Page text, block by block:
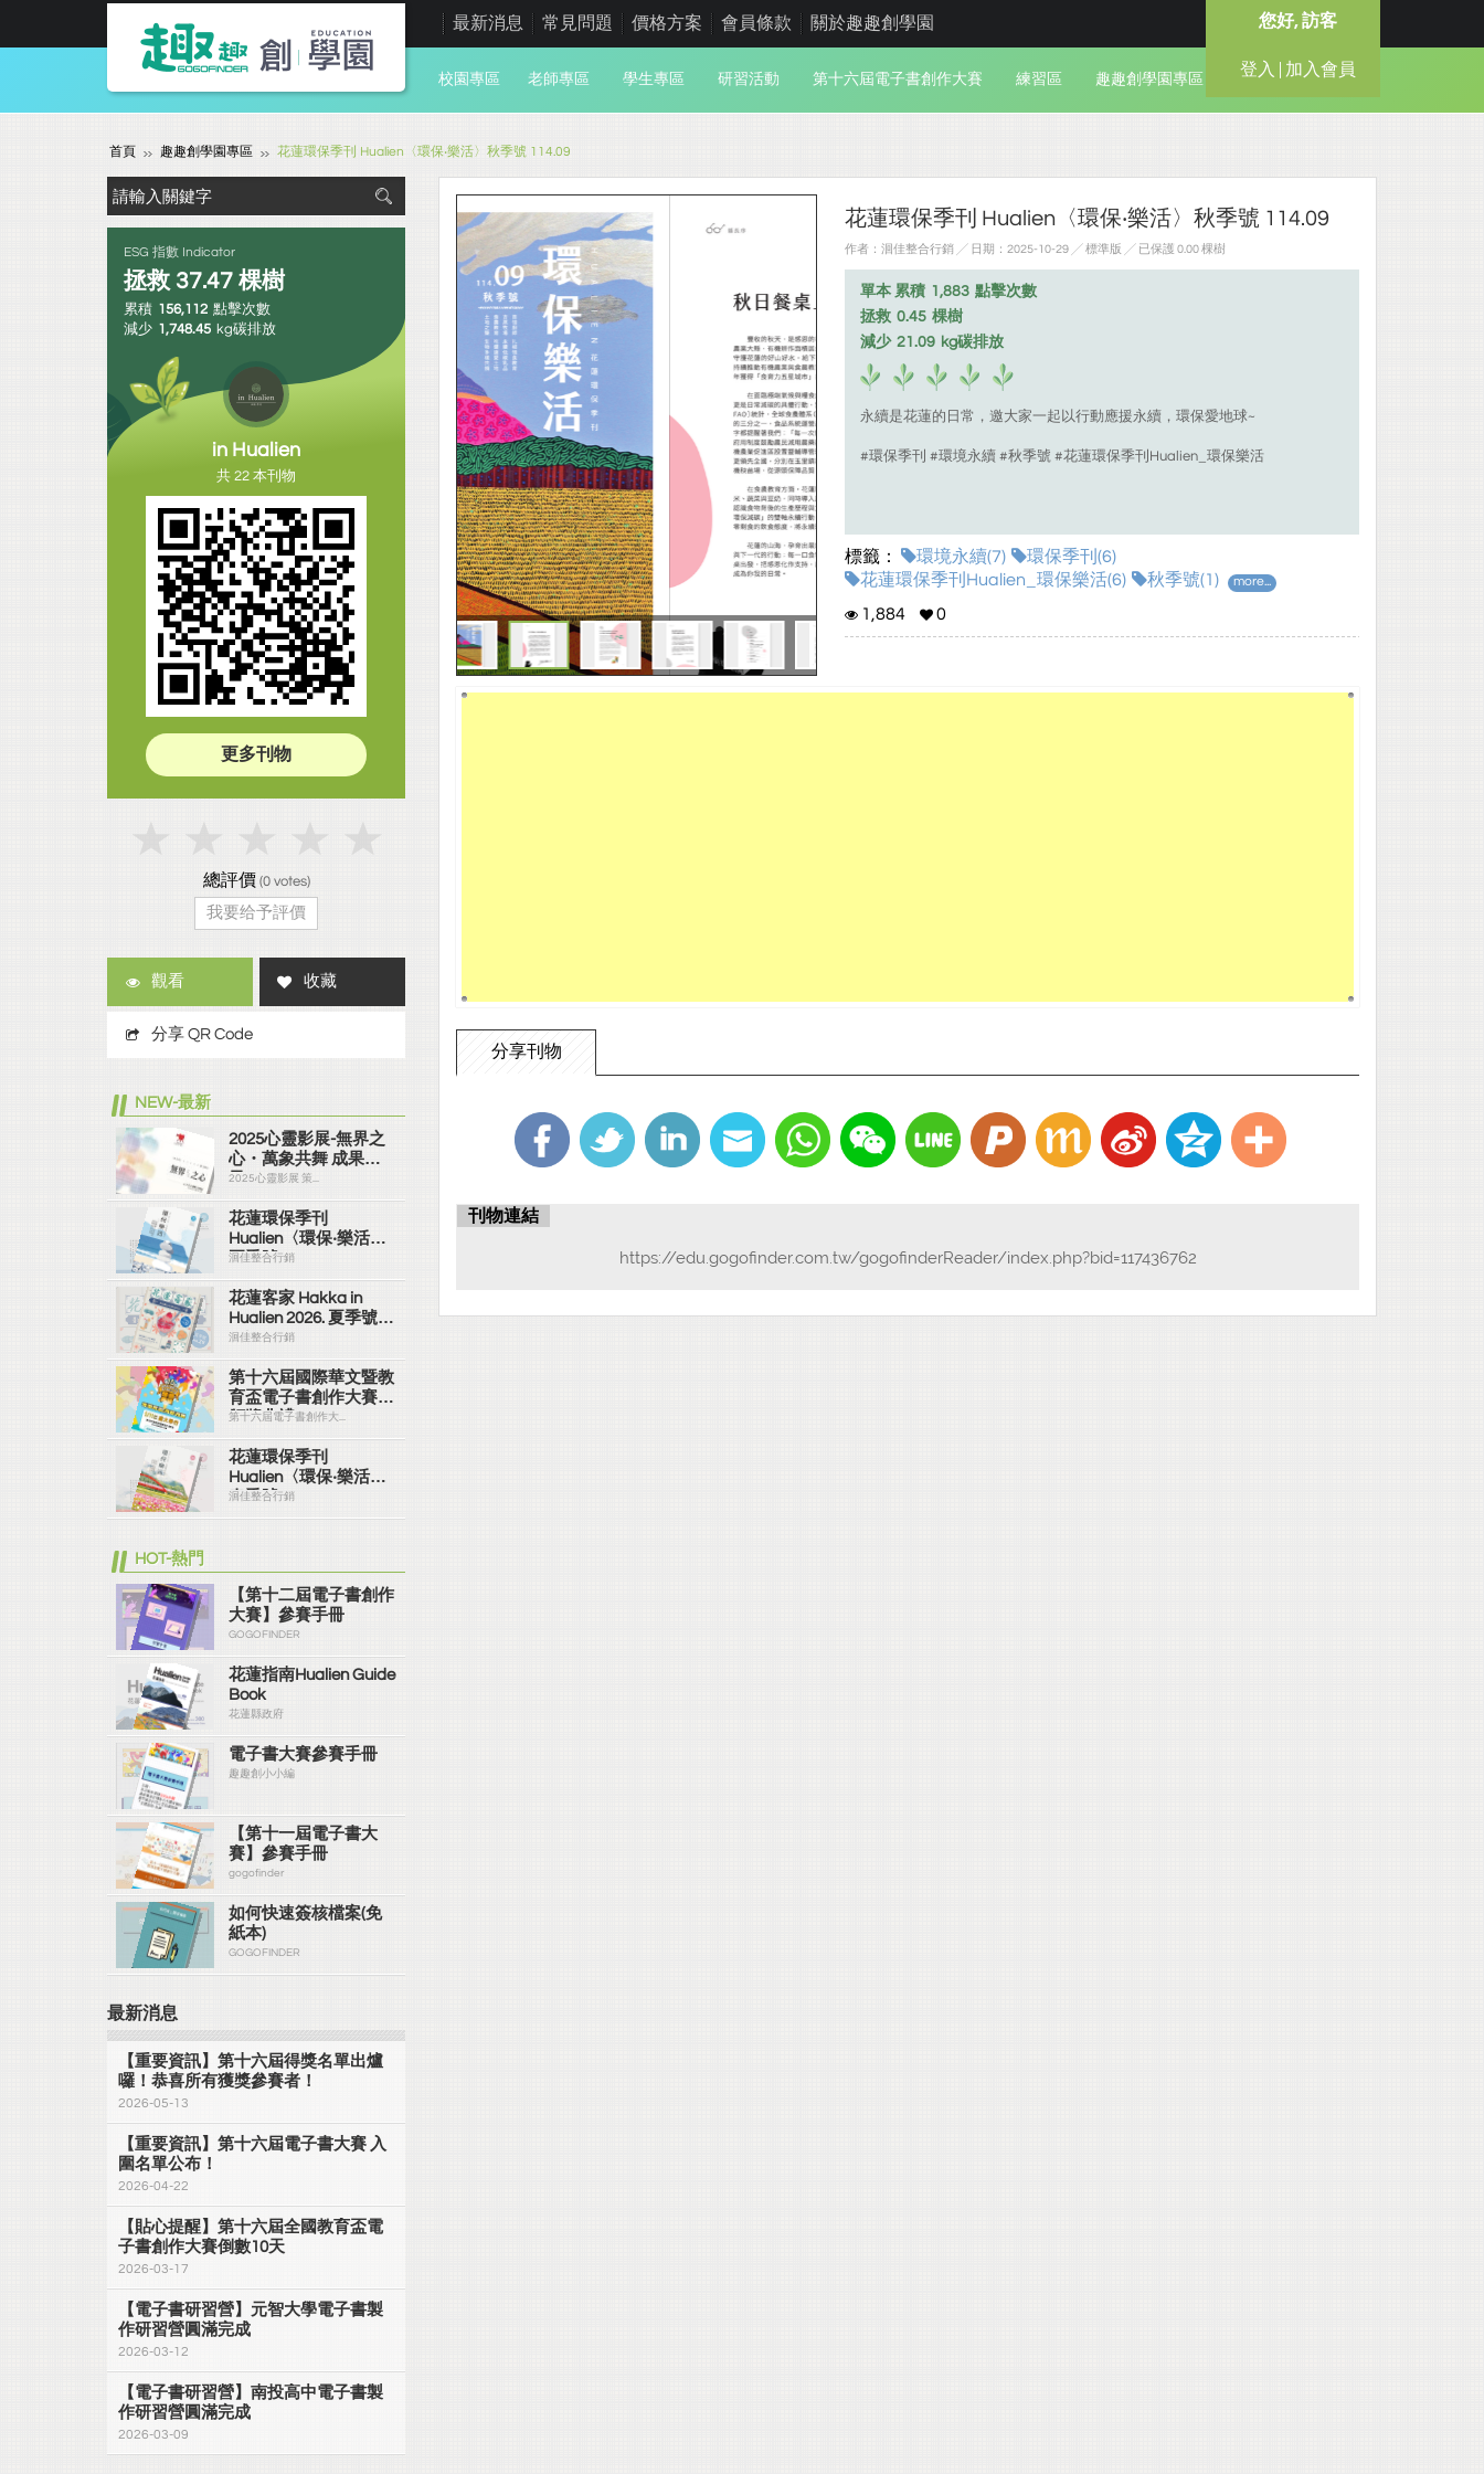
您好, 訪客
登入 | 加入會員
最新消息 常見問題 價格方案 會員條款 關於趣趣創學園
校園專區 老師專區 學生專區 研習活動 第十六屆電子書創作大賽 練習區 趣趣創學園專區
首頁 趣趣創學園專區 花蓮環保季刊 Hualien〈環保‧樂活〉秋季號 114.09
花蓮環保季刊 Hualien〈環保‧樂活〉秋季號 114.09
作者：洄佳整合行銷 ╱ 日期：2025-10-29 ╱ 標準版 ╱ 已保護 0.00 棵樹
單本 累積 1,883 點擊次數
拯救 0.45 棵樹
減少 21.09 kg碳排放
永續是花蓮的日常，邀大家一起以行動應援永續，環保愛地球~
#環保季刊 #環境永續 #秋季號 #花蓮環保季刊Hualien_環保樂活
標籤： 環境永續(7)
環保季刊(6)
花蓮環保季刊Hualien_環保樂活(6)
秋季號(1) more...
1,884 0
分享刊物
刊物連結
https://edu.gogofinder.com.tw/gogofinderReader/index.php?bid=117436762
ESG 指數 Indicator
拯救 37.47 棵樹
累積 156,112 點擊次數
減少 1,748.45 kg碳排放
in Hualien
共 22 本刊物
更多刊物
總評價 (0votes)
我要给予評價
觀看 收藏
分享 QR Code
NEW-最新
2025心靈影展-無界之
心・萬象共舞 成果手
冊
2025心靈影展 策...
花蓮環保季刊
Hualien〈環保‧樂活〉
夏季號 115.06
洄佳整合行銷
花蓮客家 Hakka in
Hualien 2026. 夏季號
vol.29
洄佳整合行銷
第十六屆國際華文暨教
育盃電子書創作大賽
頒獎典禮
第十六屆電子書創作大...
花蓮環保季刊
Hualien〈環保‧樂活〉
春季號 115.03
洄佳整合行銷
HOT-熱門
【第十二屆電子書創作
大賽】參賽手冊
GOGOFINDER
花蓮指南Hualien Guide
Book
花蓮縣政府
電子書大賽參賽手冊
趣趣創小小編
【第十一屆電子書大
賽】參賽手冊
gogofinder
如何快速簽核檔案(免
紙本)
GOGOFINDER
最新消息
【重要資訊】第十六屆得獎名單出爐
囉！恭喜所有獲獎參賽者！
2026-05-13
【重要資訊】第十六屆電子書大賽 入
圍名單公布！
2026-04-22
【貼心提醒】第十六屆全國教育盃電
子書創作大賽倒數10天
2026-03-17
【電子書研習營】元智大學電子書製
作研習營圓滿完成
2026-03-12
【電子書研習營】南投高中電子書製
作研習營圓滿完成
2026-03-09